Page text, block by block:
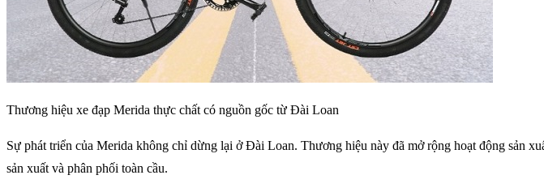
Thương hiệu xe đạp Merida thực chất có nguồn gốc từ Đài Loan
Sự phát triển của Merida không chỉ dừng lại ở Đài Loan. Thương hiệu này đã mở rộng hoạt động sản
sản xuất và phân phối toàn cầu.